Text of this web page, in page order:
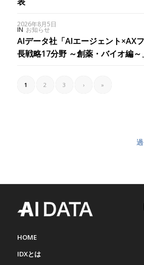
2026年8月5日
IN お知らせ
AIデータ社「AIエージェント×AX
長戦略17分野 ～創薬・バイオ編
1 2 3 › »
HOME
IDXとは